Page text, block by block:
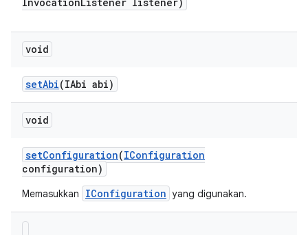
void
setAbi(IAbi abi)
void
setConfiguration(IConfiguration
configuration)
Memasukkan IConfiguration yang digunakan.